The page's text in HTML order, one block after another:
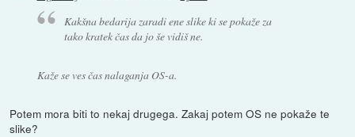
Kakšna bedarija zaradi ene slike ki se pokaže za
tako kratek čas da jo še vidiš ne.
Kaže se ves čas nalaganja OS-a.
Potem mora biti to nekaj drugega. Zakaj potem OS ne pokaže te
slike?